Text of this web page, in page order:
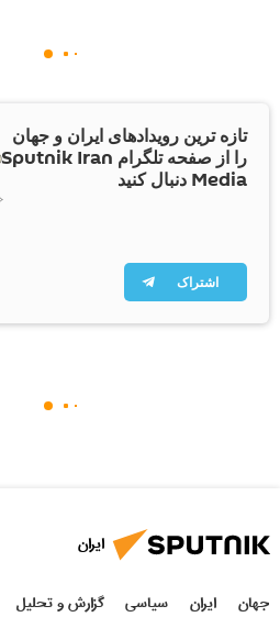
تازه ترین رویدادهای ایران و جهان
را از صفحه تلگرام Sputnik Iran
Media دنبال کنید
اشتراک
ایران
جهان ایران سیاسی گزارش و تحلیل